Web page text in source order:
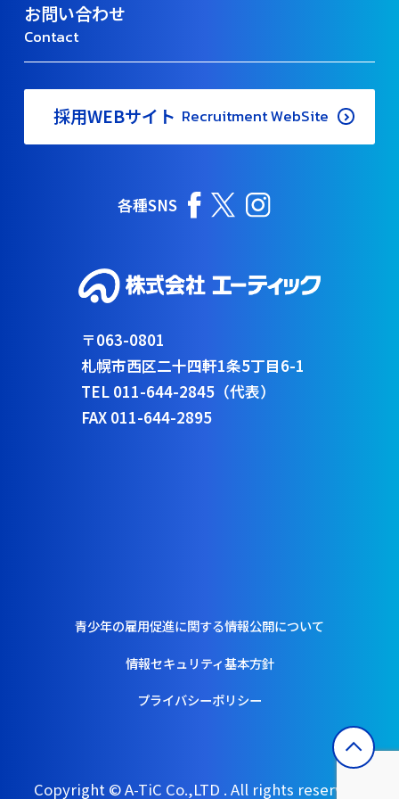
お問い合わせ
Contact
採用WEBサイト Recruitment WebSite
各種SNS
〒063-0801
札幌市西区二十四軒1条5丁目6-1
TEL 011-644-2845（代表）
FAX 011-644-2895
青少年の雇用促進に関する情報公開について
情報セキュリティ基本方針
プライバシーポリシー
Copyright © A-TiC Co.,LTD . All rights reserved.